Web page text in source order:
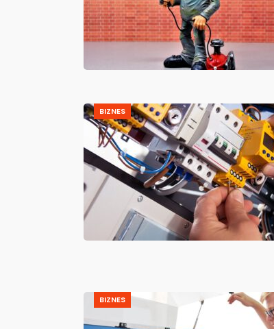
BIZNES
BIZNES